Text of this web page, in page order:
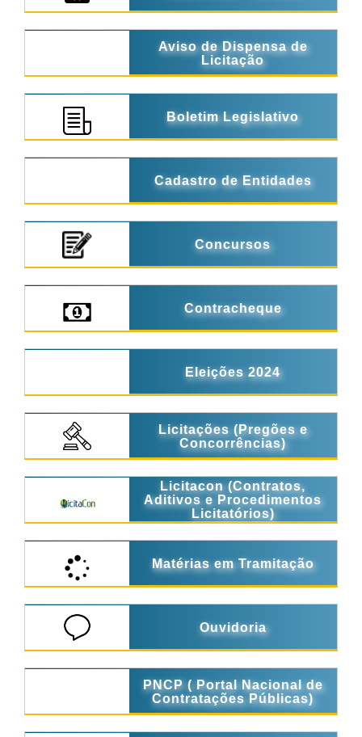
Aviso de Dispensa de
Licitação
Boletim Legislativo
Cadastro de Entidades
Concursos
Contracheque
Eleições 2024
Licitações (Pregões e
Concorrências)
Licitacon (Contratos,
Aditivos e Procedimentos
Licitatórios)
Matérias em Tramitação
Ouvidoria
PNCP ( Portal Nacional de
Contratações Públicas)